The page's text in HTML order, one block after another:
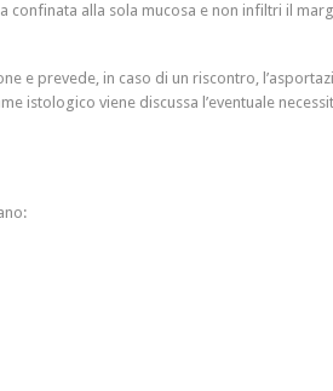
confinata alla sola mucosa e non infiltri il
e prevede, in caso di un riscontro,
istologico viene discussa l’eventuale